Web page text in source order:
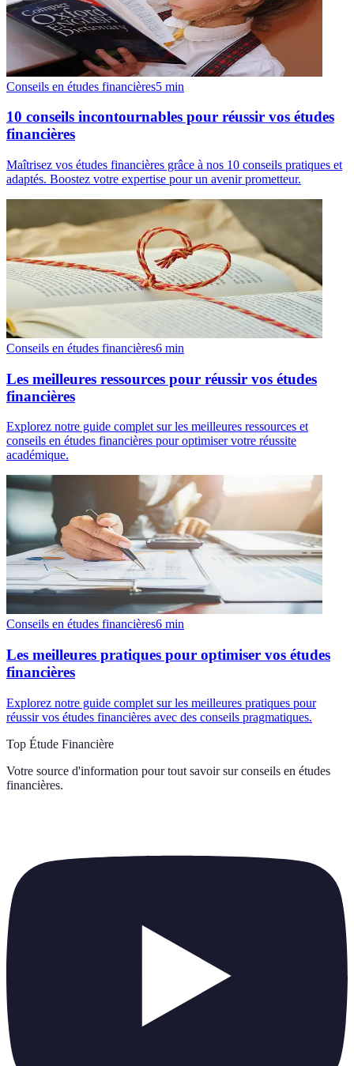
Conseils en études financières5 min
10 conseils incontournables pour réussir vos études
financières
Maîtrisez vos études financières grâce à nos 10 conseils pratiques et
adaptés. Boostez votre expertise pour un avenir prometteur.
Conseils en études financières6 min
Les meilleures ressources pour réussir vos études
financières
Explorez notre guide complet sur les meilleures ressources et
conseils en études financières pour optimiser votre réussite
académique.
Conseils en études financières6 min
Les meilleures pratiques pour optimiser vos études
financières
Explorez notre guide complet sur les meilleures pratiques pour
réussir vos études financières avec des conseils pragmatiques.
Top Étude Financière
Votre source d'information pour tout savoir sur conseils en études
financières.